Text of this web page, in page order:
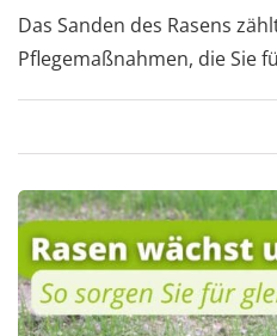
Das Sanden des Rasens
Pflegemaßnahmen, die Sie